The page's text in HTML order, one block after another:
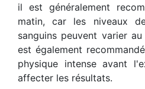
il est généralement
matin, car les niveaux
sanguins peuvent varier
est également
physique intense avant
affecter les résultats.